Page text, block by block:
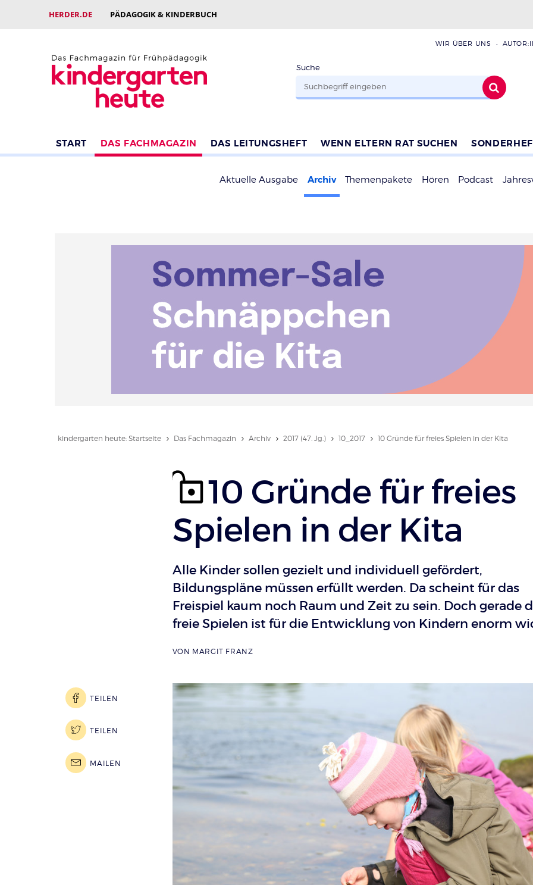
HERDER.DE PÄDAGOGIK & KINDERBUCH
WIR ÜBER UNS
Suche
START DAS FACHMAGAZIN DAS LEITUNGSHEFT WENN ELTERN RAT SUCHEN
Aktuelle Ausgabe Archiv Themenpakete Hören Podcast
kindergarten heute: Startseite Das Fachmagazin Archiv 2017 (47. Jg.) 10_2017 10 Gründe für freies Spielen in der Kita
10 Gründe für freies
Spielen in der Kita
Alle Kinder sollen gezielt und individuell gefördert,
Bildungspläne müssen erfüllt werden. Da scheint für das
Freispiel kaum noch Raum und Zeit zu sein. Doch gerade
freie Spielen ist für die Entwicklung von Kindern enorm
VON MARGIT FRANZ
TEILEN
TEILEN
MAILEN